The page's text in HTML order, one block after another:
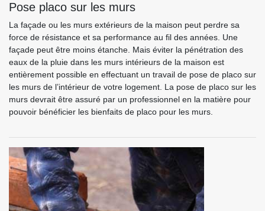
Pose placo sur les murs
La façade ou les murs extérieurs de la maison peut perdre sa
force de résistance et sa performance au fil des années. Une
façade peut être moins étanche. Mais éviter la pénétration des
eaux de la pluie dans les murs intérieurs de la maison est
entièrement possible en effectuant un travail de pose de placo sur
les murs de l’intérieur de votre logement. La pose de placo sur les
murs devrait être assuré par un professionnel en la matière pour
pouvoir bénéficier les bienfaits de placo pour les murs.